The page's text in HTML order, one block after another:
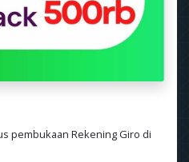
pembukaan Rekening Giro di